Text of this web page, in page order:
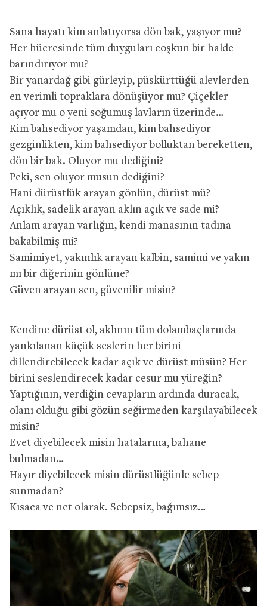
Sana hayatı kim anlatıyorsa dön bak, yaşıyor mu?
Her hücresinde tüm duyguları coşkun bir halde
barındırıyor mu?
Bir yanardağ gibi gürleyip, püskürttüğü alevlerden
en verimli topraklara dönüşüyor mu? Çiçekler
açıyor mu o yeni soğumuş lavların üzerinde…
Kim bahsediyor yaşamdan, kim bahsediyor
gezginlikten, kim bahsediyor bolluktan bereketten,
dön bir bak. Oluyor mu dediğini?
Peki, sen oluyor musun dediğini?
Hani dürüstlük arayan gönlün, dürüst mü?
Açıklık, sadelik arayan aklın açık ve sade mi?
Anlam arayan varlığın, kendi manasının tadına
bakabilmiş mi?
Samimiyet, yakınlık arayan kalbin, samimi ve yakın
mı bir diğerinin gönlüne?
Güven arayan sen, güvenilir misin?
Kendine dürüst ol, aklının tüm dolambaçlarında
yankılanan küçük seslerin her birini
dillendirebilecek kadar açık ve dürüst müsün? Her
birini seslendirecek kadar cesur mu yüreğin?
Yaptığının, verdiğin cevapların ardında duracak,
olanı olduğu gibi gözün seğirmeden karşılayabilecek
misin?
Evet diyebilecek misin hatalarına, bahane
bulmadan…
Hayır diyebilecek misin dürüstlüğünle sebep
sunmadan?
Kısaca ve net olarak. Sebepsiz, bağımsız…